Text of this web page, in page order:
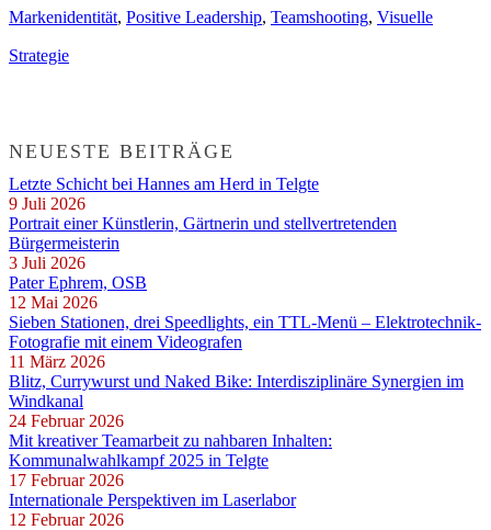
Markenidentität, Positive Leadership, Teamshooting, Visuelle
Strategie
NEUESTE BEITRÄGE
Letzte Schicht bei Hannes am Herd in Telgte
9 Juli 2026
Portrait einer Künstlerin, Gärtnerin und stellvertretenden
Bürgermeisterin
3 Juli 2026
Pater Ephrem, OSB
12 Mai 2026
Sieben Stationen, drei Speedlights, ein TTL-Menü – Elektrotechnik-
Fotografie mit einem Videografen
11 März 2026
Blitz, Currywurst und Naked Bike: Interdisziplinäre Synergien im
Windkanal
24 Februar 2026
Mit kreativer Teamarbeit zu nahbaren Inhalten:
Kommunalwahlkampf 2025 in Telgte
17 Februar 2026
Internationale Perspektiven im Laserlabor
12 Februar 2026